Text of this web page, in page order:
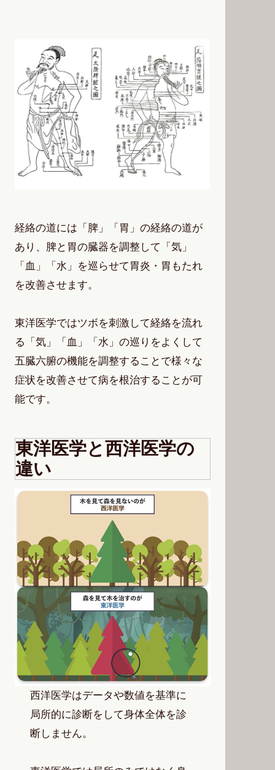
経絡の道には「脾」「胃」の経絡の道が
あり、脾と胃の臓器を調整して「気」
「血」「水」を巡らせて胃炎・胃もたれ
を改善させます。
東洋医学ではツボを刺激して経絡を流れ
る「気」「血」「水」の巡りをよくして
五臓六腑の機能を調整することで様々な
症状を改善させて病を根治することが可
能です。
東洋医学と西洋医学の
違い
西洋医学はデータや数値を基準に
局所的に診断をして身体全体を診
断しません。